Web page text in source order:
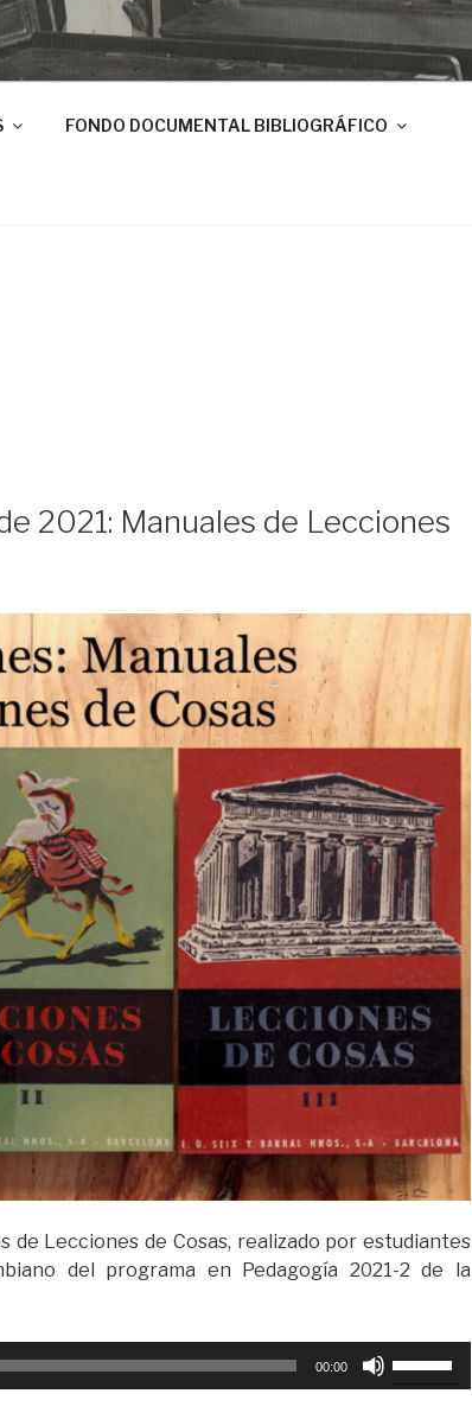
FONDO DOCUMENTAL BIBLIOGRÁFICO
2021: Manuales de Lecciones
de Lecciones de Cosas, realizado por estudiantes
del programa en Pedagogía 2021-2 de la
00:00